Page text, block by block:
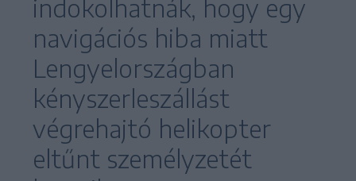
indokolhatnák, hogy egy
navigációs hiba miatt
Lengyelországban
kényszerleszállást
végrehajtó helikopter
eltűnt személyzetét